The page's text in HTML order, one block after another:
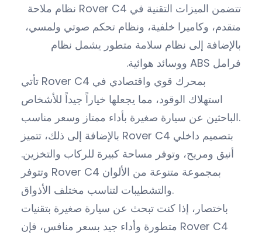
تتضمن الميزات التقنية في Rover C4 نظام ملاحة
متقدم، وكاميرا خلفية، ونظام تحكم صوتي ولمسي،
بالإضافة إلى نظام سلامة متطور يشمل نظام
فرامل ABS ووسائد هوائية.
تأتي Rover C4 بمحرك قوي واقتصادي في
استهلاك الوقود، مما يجعلها خياراً جيداً للأشخاص
الباحثين عن سيارة صغيرة بأداء ممتاز وسعر مناسب.
بالإضافة إلى ذلك، تتميز Rover C4 بتصميم داخلي
أنيق ومريح، وتوفر مساحة كبيرة للركاب والتخزين.
وتتوفر Rover C4 بمجموعة متنوعة من الألوان
والتشطيبات لتناسب مختلف الأذواق.
باختصار، إذا كنت تبحث عن سيارة صغيرة بتقنيات
متطورة وأداء جيد بسعر منافس، فإن Rover C4